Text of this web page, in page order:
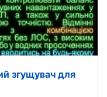
згущувач для